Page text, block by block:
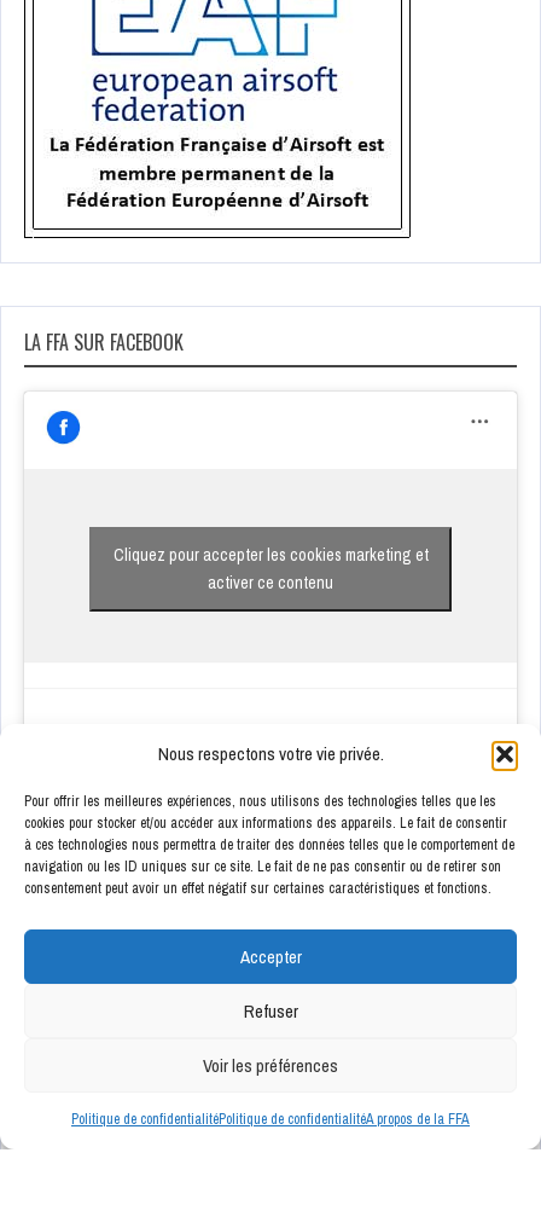
Nous respectons votre vie privée.
Pour offrir les meilleures expériences, nous utilisons des technologies telles que les
cookies pour stocker et/ou accéder aux informations des appareils. Le fait de consentir
à ces technologies nous permettra de traiter des données telles que le comportement de
navigation ou les ID uniques sur ce site. Le fait de ne pas consentir ou de retirer son
consentement peut avoir un effet négatif sur certaines caractéristiques et fonctions.
Accepter
Refuser
Voir les préférences
Politique de confidentialitéPolitique de confidentialitéA propos de la FFA
LA FFA SUR FACEBOOK
Cliquez pour accepter les cookies marketing et
activer ce contenu
ENSEIGNES PARTENAIRES